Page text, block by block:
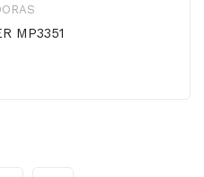
MP3351